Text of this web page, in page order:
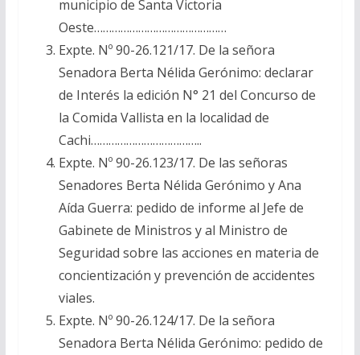
municipio de Santa Victoria
Oeste………………………………………
Expte. Nº 90-26.121/17. De la señora
Senadora Berta Nélida Gerónimo: declarar
de Interés la edición N° 21 del Concurso de
la Comida Vallista en la localidad de
Cachi………………………………..
Expte. Nº 90-26.123/17. De las señoras
Senadores Berta Nélida Gerónimo y Ana
Aída Guerra: pedido de informe al Jefe de
Gabinete de Ministros y al Ministro de
Seguridad sobre las acciones en materia de
concientización y prevención de accidentes
viales.
Expte. Nº 90-26.124/17. De la señora
Senadora Berta Nélida Gerónimo: pedido de